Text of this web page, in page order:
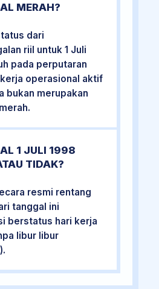
MERAH?
dari
riil untuk 1 Juli
pada perputaran
operasional aktif
bukan merupakan
1 JULI 1998
TIDAK?
resmi rentang
tanggal ini
berstatus hari kerja
libur libur